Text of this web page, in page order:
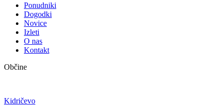
Ponudniki
Dogodki
Novice
Izleti
O nas
Kontakt
Občine
Kidričevo